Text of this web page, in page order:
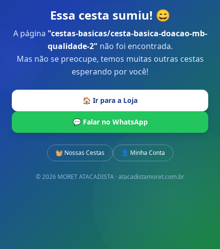
Essa cesta sumiu! 😄
A página "cestas-basicas/cesta-basica-doacao-mb-
qualidade-2" não foi encontrada.
Mas não se preocupe, temos muitas outras cestas
esperando por você!
🏠 Ir para a Loja
💬 Falar no WhatsApp
🧺 Nossas Cestas 👤 Minha Conta
© 2026 MORET ATACADISTA · atacadistamoret.com.br